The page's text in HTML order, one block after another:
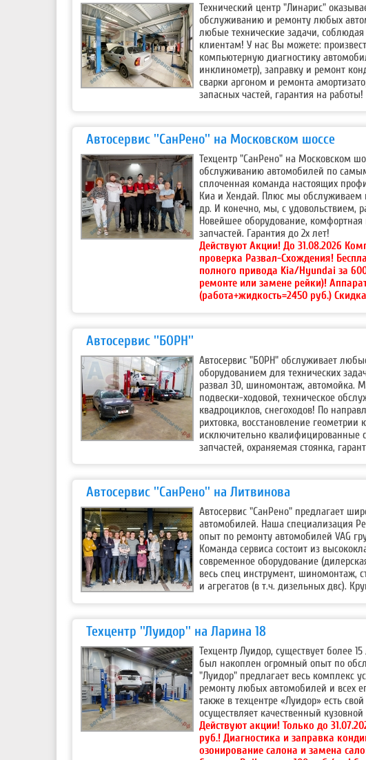
Технический центр "Линарис"
обслуживанию и ремонту любых
любые технические задачи,
клиентам! У нас Вы можете:
компьютерную диагностику
инклинометр), заправку и ремонт
сварки аргоном и ремонта
запасных частей, гарантия на работы!
Автосервис ''СанРено'' на Московском шоссе
Техцентр "СанРено" на Московском
обслуживанию автомобилей по
сплоченная команда настоящих
Киа и Хендай. Плюс мы обслуживаем
др. И конечно, мы, с удовольствием,
Новейшее оборудование,
запчастей. Гарантия до 2х лет!
Действуют Акции!До 31.08.2026
проверка Развал-Схождения!
полного привода Kia/Hyundai за
ремонте или замене рейки)!
(работа+жидкость=2450 руб.)
Автосервис ''БОРН''
Автосервис "БОРН" обслуживает
оборудованием для технических
развал 3D, шиномонтаж, автомойка.
подвески-ходовой, техническое
квадроциклов, снегоходов! По
рихтовка, восстановление
исключительно
запчастей, охраняемая стоянка,
Автосервис ''СанРено'' на Литвинова
Автосервис "СанРено" предлагает
автомобилей. Наша специализация
опыт по ремонту автомобилей VAG
Команда сервиса состоит из
современное оборудование
весь спец инструмент, шиномонтаж,
и агрегатов (в т.ч. дизельных двс).
Техцентр ''Луидор'' на Ларина 18
Техцентр Луидор, существует более
был накоплен огромный опыт по
"Луидор" предлагает весь комплекс
ремонту любых автомобилей и всех
также в техцентре «Луидор» есть
осуществляет качественный
Действуют акции!Только до
руб.! Диагностика и заправка
озонирование салона и замена